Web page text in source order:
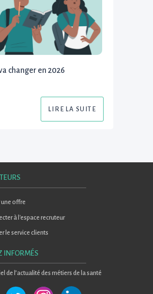
changer en 2026
LIRE LA SUITE
offre
à l'espace recruteur
le service clients
INFORMÉS
de l’actualité des métiers de la santé